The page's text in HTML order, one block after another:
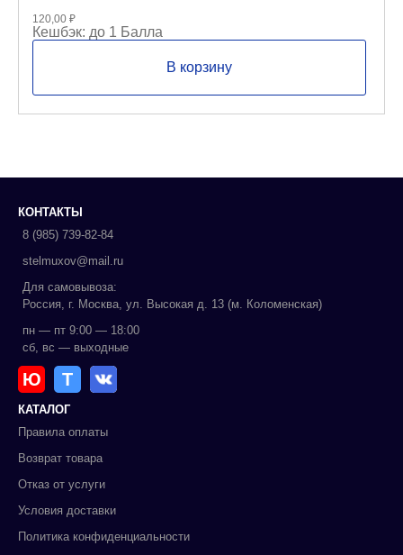
120,00 ₽
Кешбэк: до 1 Балла
В корзину
КОНТАКТЫ
8 (985) 739-82-84
stelmuxov@mail.ru
Для самовывоза:
Россия, г. Москва, ул. Высокая д. 13 (м. Коломенская)
пн — пт 9:00 — 18:00
сб, вс — выходные
Ю Т
КАТАЛОГ
Правила оплаты
Возврат товара
Отказ от услуги
Условия доставки
Политика конфиденциальности